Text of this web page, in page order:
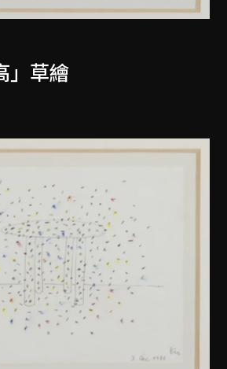
」草繪